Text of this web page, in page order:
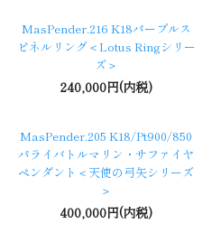
MasPender.216 K18パープルス
ピネルリング＜Lotus Ringシリー
ズ＞
240,000円(内税)
MasPender.205 K18/Pt900/850
パライバトルマリン・サファイヤ
ペンダント＜天使の弓矢シリーズ
＞
400,000円(内税)